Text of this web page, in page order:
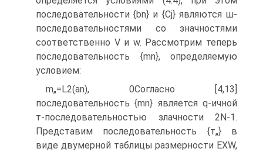
последовательности {bn} и {Cj} являются ш-
последовательностями со значностями
соответственно V и w. Рассмотрим теперь
последовательность {mn}, определяемую
условием:
m„=L2(an), 0Согласно [4,13]
последовательность {mn} является q-ичной
т-последовательностью злачности 2N-1.
Представим последовательность {т„} в
виде двумерной таблицы размерности EXW,